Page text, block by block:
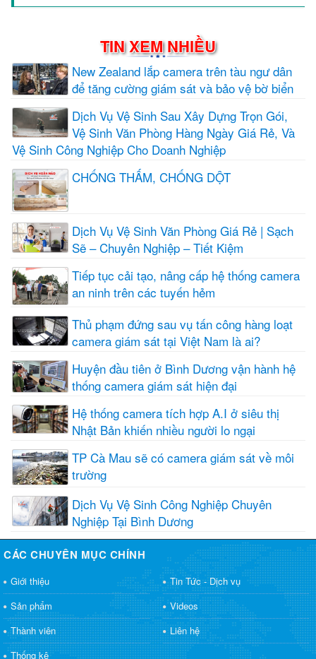
TIN XEM NHIỀU
New Zealand lắp camera trên tàu ngư dân
để tăng cường giám sát và bảo vệ bờ biển
Dịch Vụ Vệ Sinh Sau Xây Dựng Trọn Gói,
Vệ Sinh Văn Phòng Hàng Ngày Giá Rẻ, Và
Vệ Sinh Công Nghiệp Cho Doanh Nghiệp
CHỐNG THẤM, CHỐNG DỘT
Dịch Vụ Vệ Sinh Văn Phòng Giá Rẻ | Sạch
Sẽ – Chuyên Nghiệp – Tiết Kiệm
Tiếp tục cải tạo, nâng cấp hệ thống camera
an ninh trên các tuyến hẻm
Thủ phạm đứng sau vụ tấn công hàng loạt
camera giám sát tại Việt Nam là ai?
Huyện đầu tiên ở Bình Dương vận hành hệ
thống camera giám sát hiện đại
Hệ thống camera tích hợp A.I ở siêu thị
Nhật Bản khiến nhiều người lo ngại
TP Cà Mau sẽ có camera giám sát về môi
trường
Dịch Vụ Vệ Sinh Công Nghiệp Chuyên
Nghiệp Tại Bình Dương
CÁC CHUYÊN MỤC CHÍNH
Giới thiệu
Tin Tức - Dịch vụ
Sản phẩm
Videos
Thành viên
Liên hệ
Thống kê